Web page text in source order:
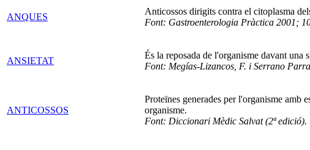
ANQUES
Anticossos dirigits contra el citoplasma
Font: Gastroenterologia Pràctica 2001;
ANSIETAT
És la reposada de l'organisme davant una
Font: Megías-Lizancos, F. i Serrano
ANTICOSSOS
Proteïnes generades per l'organisme amb
organisme.
Font: Diccionari Mèdic Salvat (2ª edició).